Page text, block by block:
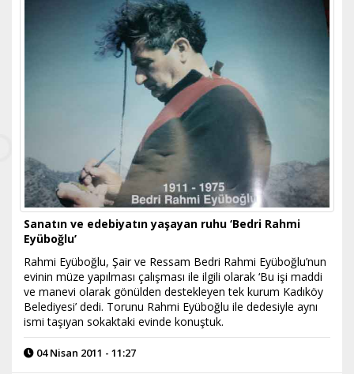
Sanatın ve edebiyatın yaşayan ruhu ‘Bedri Rahmi
Eyüboğlu’
Rahmi Eyüboğlu, Şair ve Ressam Bedri Rahmi Eyüboğlu’nun
evinin müze yapılması çalışması ile ilgili olarak ‘Bu işi maddi
ve manevi olarak gönülden destekleyen tek kurum Kadıköy
Belediyesi’ dedi. Torunu Rahmi Eyüboğlu ile dedesiyle aynı
ismi taşıyan sokaktaki evinde konuştuk.
04 Nisan 2011 - 11:27